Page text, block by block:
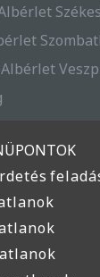
Albérlet